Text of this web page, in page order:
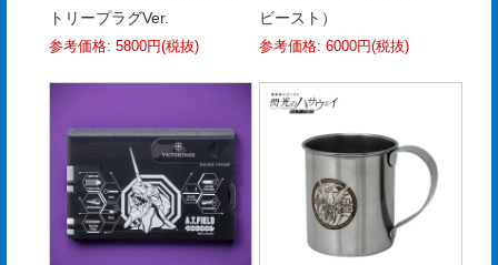
ク
登
トリープラグVer.
参考価格: 5800円(税抜)
ビースト）
参考価格: 6000円(税抜)